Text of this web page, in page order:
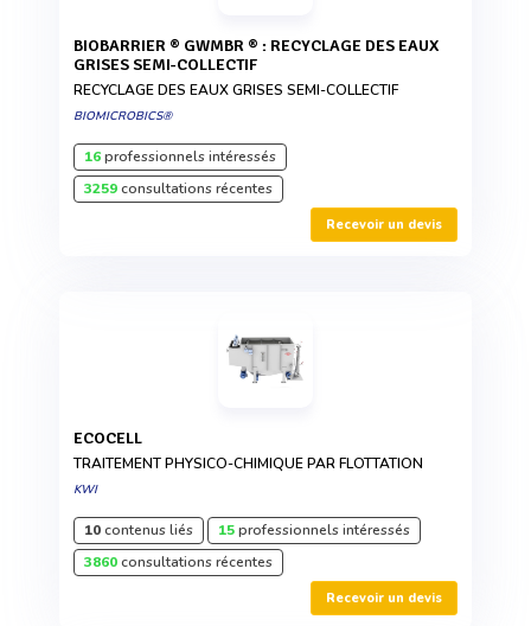
BIOBARRIER ® GWMBR ® : RECYCLAGE DES EAUX
GRISES SEMI-COLLECTIF
RECYCLAGE DES EAUX GRISES SEMI-COLLECTIF
BIOMICROBICS®
16professionnels intéressés
3259consultations récentes
Recevoir un devis
ECOCELL
TRAITEMENT PHYSICO-CHIMIQUE PAR FLOTTATION
KWI
10contenus liés 15professionnels intéressés
3860consultations récentes
Recevoir un devis